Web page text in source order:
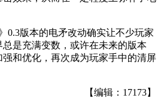
0.3版本的电矛改动确实让不少玩家
是充满变数，或许在未来的版本
和优化，再次成为玩家手中的清屏
【编辑：17173】